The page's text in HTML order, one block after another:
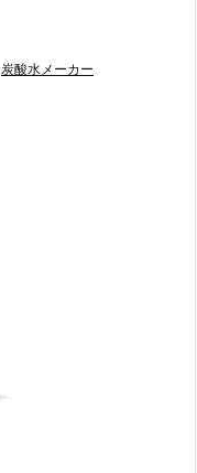
炭酸水メーカー